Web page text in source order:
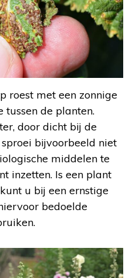
roest met een zonnige
tussen de planten.
door dicht bij de
bijvoorbeeld niet
middelen te
inzetten. Is een plant
u bij een ernstige
bedoelde